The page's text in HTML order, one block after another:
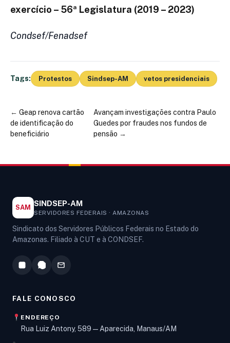
exercício – 56ª Legislatura (2019 – 2023)
Condsef/Fenadsef
Tags: Protestos Sindsep-AM vetos presidenciais
← Geap renova cartão
de identificação do
beneficiário
Avançam investigações contra Paulo
Guedes por fraudes nos fundos de
pensão →
SAM SINDSEP-AM
SERVIDORES FEDERAIS · AMAZONAS
Sindicato dos Servidores Públicos Federais no Estado do
Amazonas. Filiado à CUT e à CONDSEF.
FALE CONOSCO
ENDEREÇO
Rua Luiz Antony, 589 — Aparecida, Manaus/AM